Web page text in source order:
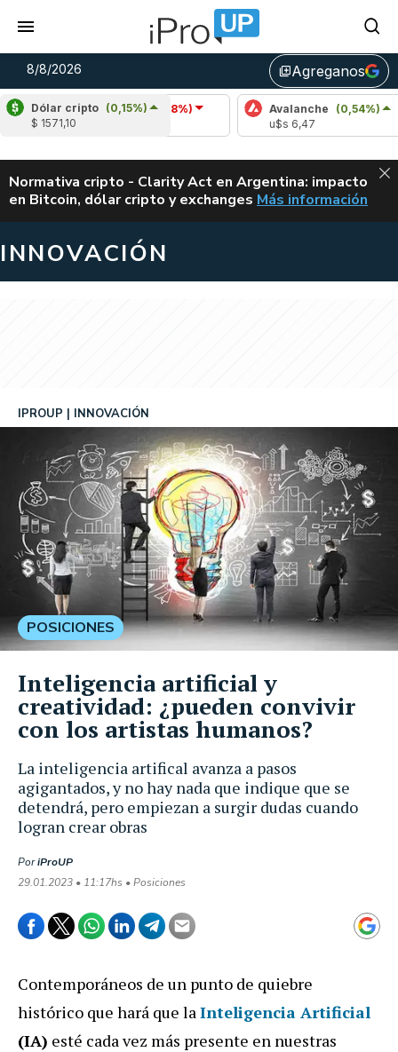
8/8/2026 library_addAgreganos
Dólar cripto (0,15%)
$ 1571,10
Cardano (-1,18%)
u$s 0,20
Avalanche
(0,54%)
ALERTA
Normativa cripto - Clarity Act en Argentina: impacto
en Bitcoin, dólar cripto y exchanges CLARITY ACT EN
Más información
INNOVACIÓN
La inteligencia artifical avanza a pasos
agigantados, y no hay nada que indique que se
detendrá, pero empiezan a surgir dudas cuando
logran crear obras
IPROUP INNOVACIÓN
PoriProUP
29.01.2023 • 11:17hs • Posiciones
POSICIONES
Inteligencia artificial y
creatividad: ¿pueden convivir
con los artistas humanos?
Contemporáneos de un punto de quiebre
histórico que hará que laInteligencia Artificial
(IA) esté cada vez más presente en nuestras